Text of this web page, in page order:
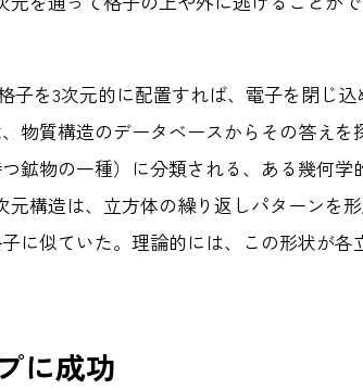
子を3次元的に配置すれば、電子を閉じ
物質構造のデータベースからその答えを
鉱物の一種）に分類される、ある幾何学
元構造は、立方体の繰り返しパターンを
に似ていた。理論的には、この形状が各
に成功